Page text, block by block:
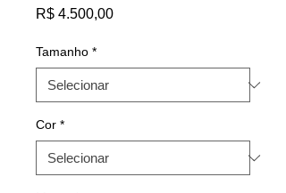
R$ 4.500,00Preço
Tamanho *
Cor *